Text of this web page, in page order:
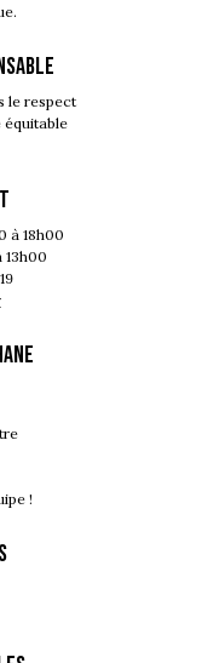
le respect
équitable
à 18h00
13h00
!